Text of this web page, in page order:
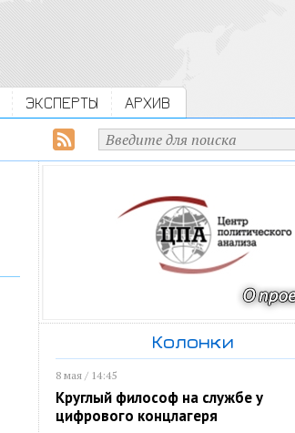
ЭКСПЕРТЫ АРХИВ
Колонки
8 мая / 14:45
Круглый философ на службе у
цифрового концлагеря